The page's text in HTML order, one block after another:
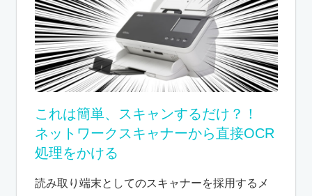
これは簡単、スキャンするだけ？！
ネットワークスキャナーから直接OCR
処理をかける
読み取り端末としてのスキャナーを採用するメ